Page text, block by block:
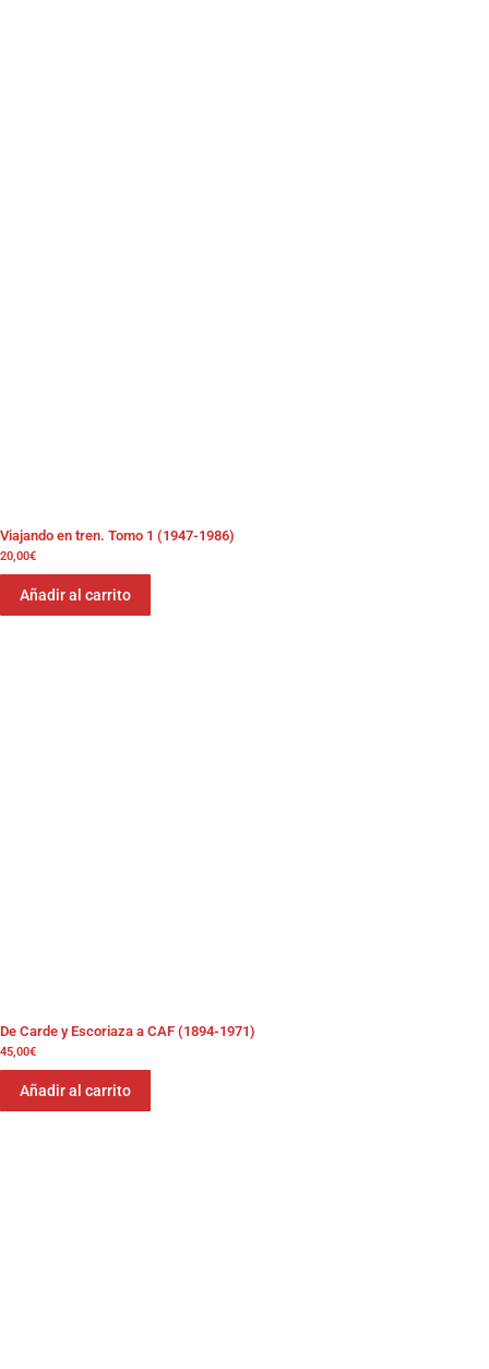
Viajando en tren. Tomo 1 (1947-1986)
20,00€
Añadir al carrito
De Carde y Escoriaza a CAF (1894-1971)
45,00€
Añadir al carrito